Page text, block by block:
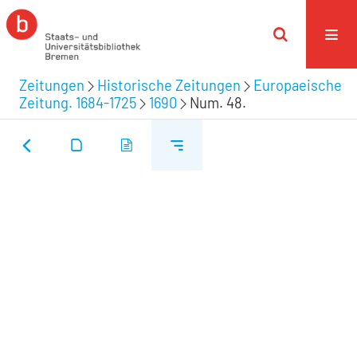
Zeitungen Historische Zeitungen
Europaeische
Zeitung. 1684-1725
1690 Num. 48.